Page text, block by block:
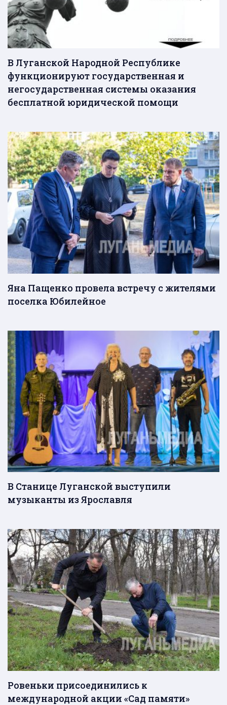
В Луганской Народной Республике
функционируют государственная и
негосударственная системы оказания
бесплатной юридической помощи
Яна Пащенко провела встречу с жителями
поселка Юбилейное
В Станице Луганской выступили
музыканты из Ярославля
Ровеньки присоединились к
международной акции «Сад памяти»